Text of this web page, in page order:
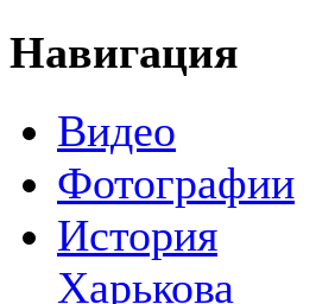
Навигация
Видео
Фотографии
История
Харькова